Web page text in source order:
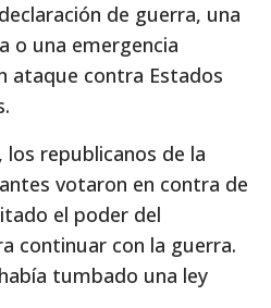
de guerra, una
o una emergencia
ataque contra Estados
los republicanos de la
votaron en contra de
el poder del
continuar con la guerra.
tumbado una ley